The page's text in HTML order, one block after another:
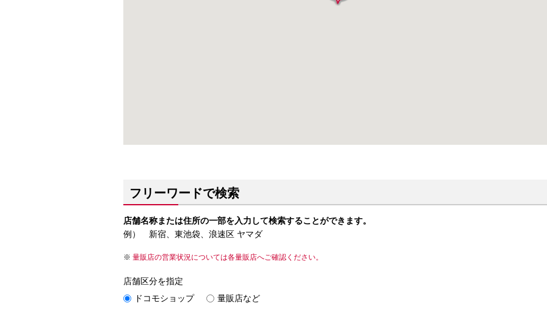
フリーワードで検索
店舗名称または住所の一部を入力して検索することができます。
例） 新宿、東池袋、浪速区 ヤマダ
量販店の営業状況については各量販店へご確認ください。
店舗区分を指定
ドコモショップ
量販店など